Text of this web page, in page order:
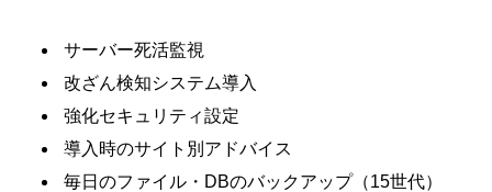
サーバー死活監視
改ざん検知システム導入
強化セキュリティ設定
導入時のサイト別アドバイス
毎日のファイル・DBのバックアップ（15世代）